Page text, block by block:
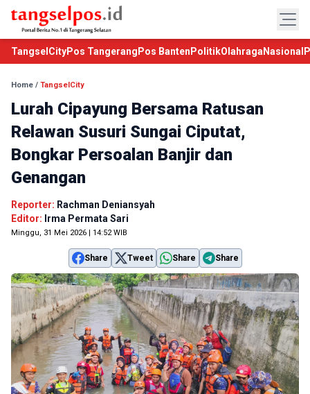
TangselCityPos Tangerang Pos Banten PolitikOlahraga Nasional
Home / TangselCity
Lurah Cipayung Bersama Ratusan
Relawan Susuri Sungai Ciputat,
Bongkar Persoalan Banjir dan
Genangan
Reporter: Rachman Deniansyah
Editor: Irma Permata Sari
Minggu, 31 Mei 2026 | 14:52 WIB
Share Tweet Share Share